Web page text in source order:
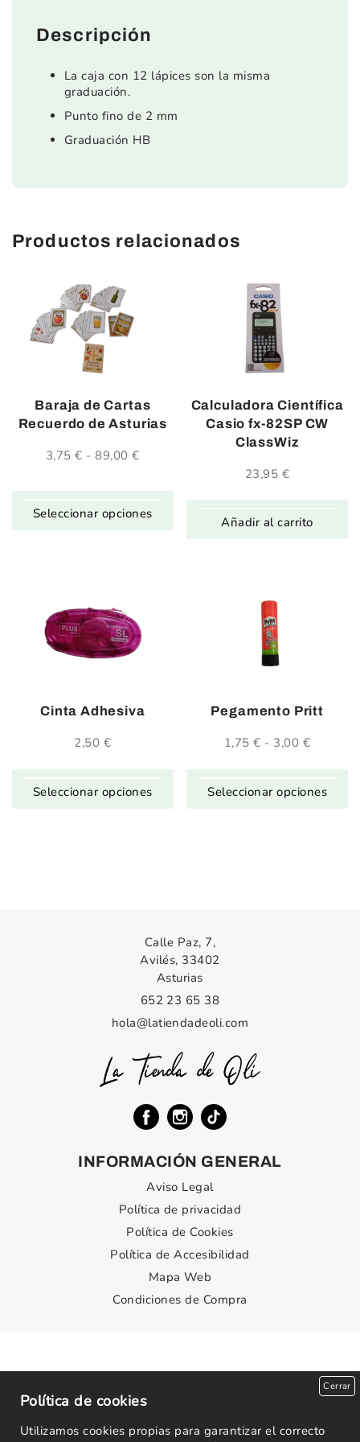
Descripción
La caja con 12 lápices son la misma
graduación.
Punto fino de 2 mm
Graduación HB
Productos relacionados
Baraja de Cartas
Recuerdo de Asturias
3,75€ - 89,00€
3,75 €
Seleccionar opciones
Calculadora Científica
Casio fx-82SP CW
ClassWiz
23,95 €
Añadir al carrito
Cinta Adhesiva
2,50 €
Seleccionar opciones
Pegamento Pritt
1,75€ - 3,00 €
desde
Seleccionar opciones
Calle Paz, 7,
Avilés, 33402
Asturias
652 23 65 38
hola@latiendadeoli.com
INFORMACIÓN GENERAL
Aviso Legal
Política de privacidad
Política de Cookies
Política de Accesibilidad
Mapa Web
Condiciones de Compra
Cerrar
Política de cookies
Utilizamos cookies propias para garantizar el correcto